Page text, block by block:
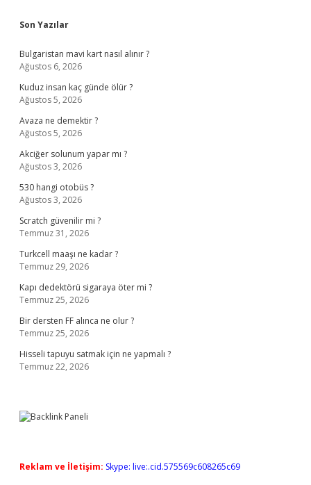
Sidebar
Son Yazılar
Bulgaristan mavi kart nasıl alınır ?
Ağustos 6, 2026
Kuduz insan kaç günde ölür ?
Ağustos 5, 2026
Avaza ne demektir ?
Ağustos 5, 2026
Akciğer solunum yapar mı ?
Ağustos 3, 2026
530 hangi otobüs ?
Ağustos 3, 2026
Scratch güvenilir mi ?
Temmuz 31, 2026
Turkcell maaşı ne kadar ?
Temmuz 29, 2026
Kapı dedektörü sigaraya öter mi ?
Temmuz 25, 2026
Bir dersten FF alınca ne olur ?
Temmuz 25, 2026
Hisseli tapuyu satmak için ne yapmalı ?
Temmuz 22, 2026
Reklam ve İletişim: Skype: live:.cid.575569c608265c69